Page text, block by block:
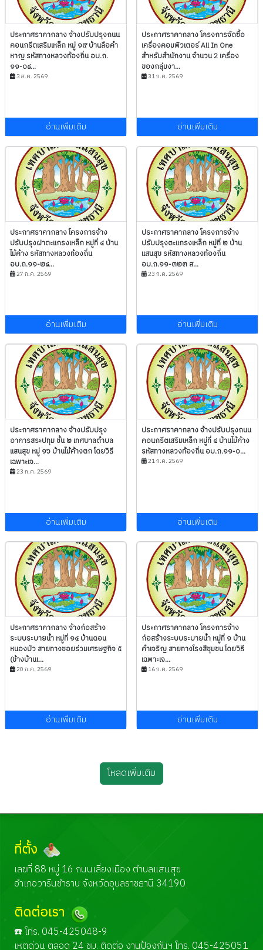
ประกาศราคากลาง จ้างปรับปรุงถนน
คอนกรีตเสริมเหล็ก หมู่ ๑๙ บ้านลือคำ
หาญ รหัสทางหลวงท้องถิ่น อบ.ถ.
๑๑-๐๘...
3 ส.ค. 2569
อ่านเพิ่มเติม
ประกาศราคากลาง โครงการจัดซื้อ
เครื่องคอมพิวเตอร์ All In One
สำหรับสำนักงาน จำนวน 2 เครื่อง
ของกลุ่มงา...
31 ก.ค. 2569
อ่านเพิ่มเติม
ประกาศราคากลาง โครงการจ้าง
ปรับปรุงฝาตะแกรงเหล็ก หมู่ที่ ๔ บ้าน
ไม้ค้าง รหัสทางหลวงท้องถิ่น
อบ.ถ.๑๑-๒๘...
27 ก.ค. 2569
อ่านเพิ่มเติม
ประกาศราคากลาง โครงการจ้าง
ปรับปรุงตะแกรงเหล็ก หมู่ที่ ๒ บ้าน
แสนสุข รหัสทางหลวงท้องถิ่น
อบ.ถ.๑๑-๓๒๓ ส...
23 ก.ค. 2569
อ่านเพิ่มเติม
ประกาศราคากลาง จ้างปรับปรุง
อาคารสระปทุม ชั้น ๒ เทศบาลตำบล
แสนสุข หมู่ ๑๖ บ้านไม้ค้างตก โดยวิธี
เฉพาะเจ...
23 ก.ค. 2569
อ่านเพิ่มเติม
ประกาศราคากลาง จ้างปรับปรุงถนน
คอนกรีตเสริมเหล็ก หมู่ที่ ๔ บ้านไม้ค้าง
รหัสทางหลวงท้องถิ่น อบ.ถ.๑๑-๐...
21 ก.ค. 2569
อ่านเพิ่มเติม
ประกาศราคากลาง จ้างก่อสร้าง
ระบบระบายน้ำ หมู่ที่ ๑๔ บ้านดอน
หนองบัว สายทางซอยร่วมเศรษฐกิจ ๕
(ข้างบ้านเ...
20 ก.ค. 2569
อ่านเพิ่มเติม
ประกาศราคากลาง โครงการจ้าง
ก่อสร้างระบบระบายน้ำ หมู่ที่ ๑ บ้าน
คำเจริญ สายทางโรงสีชุมชน โดยวิธี
เฉพาะเจ...
16 ก.ค. 2569
อ่านเพิ่มเติม
โหลดเพิ่มเติม
ที่ตั้ง
เลขที่ 88 หมู่ 16 ถนนเลี่ยงเมือง ตำบลแสนสุข
อำเภอวารินชำราบ จังหวัดอุบลราชธานี 34190
ติดต่อเรา
☎️ โทร. 045-425048-9
เหตุด่วน ตลอด 24 ชม. ติดต่อ งานป้องกันฯ โทร. 045-425051